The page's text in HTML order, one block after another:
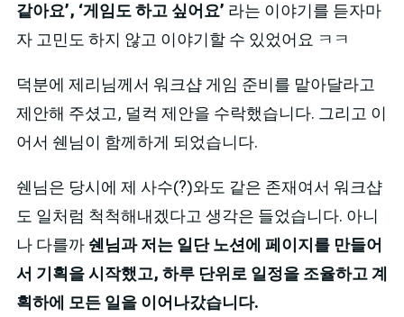
같아요’, ‘게임도 하고 싶어요’ 라는 이야기를 듣자마
자 고민도 하지 않고 이야기할 수 있었어요 ㅋㅋ
덕분에 제리님께서 워크샵 게임 준비를 맡아달라고
제안해 주셨고, 덜컥 제안을 수락했습니다. 그리고 이
어서 쉔님이 함께하게 되었습니다.
쉔님은 당시에 제 사수(?)와도 같은 존재여서 워크샵
도 일처럼 척척해내겠다고 생각은 들었습니다. 아니
나 다를까 쉔님과 저는 일단 노션에 페이지를 만들어
서 기획을 시작했고, 하루 단위로 일정을 조율하고 계
획하에 모든 일을 이어나갔습니다.